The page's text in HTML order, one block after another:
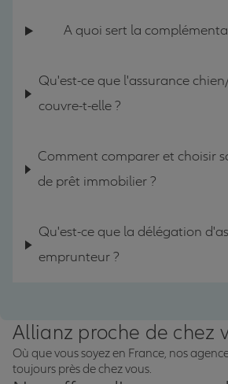
A quoi sert la
Qu'est-ce que l'assurance
couvre-t-elle ?
Comment comparer et choisir
de prêt immobilier ?
Qu'est-ce que la délégation
emprunteur ?
Allianz proche de chez
Où que vous soyez en France, nos
toujours près de chez vous.